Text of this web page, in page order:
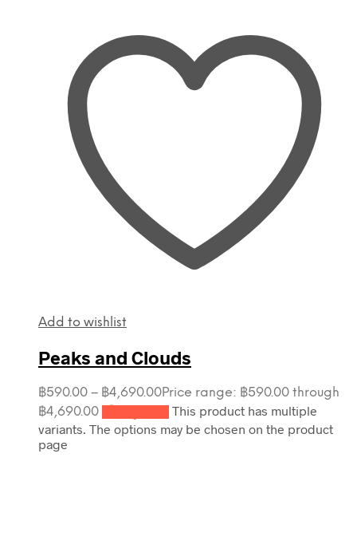
Add to wishlist
Peaks and Clouds
฿590.00 – ฿4,690.00Price range: ฿590.00 through
฿4,690.00
This product has multiple
variants. The options may be chosen on the product
page